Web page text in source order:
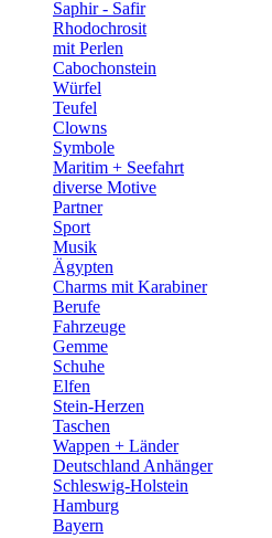
Saphir - Safir
Rhodochrosit
mit Perlen
Cabochonstein
Würfel
Teufel
Clowns
Symbole
Maritim + Seefahrt
diverse Motive
Partner
Sport
Musik
Ägypten
Charms mit Karabiner
Berufe
Fahrzeuge
Gemme
Schuhe
Elfen
Stein-Herzen
Taschen
Wappen + Länder
Deutschland Anhänger
Schleswig-Holstein
Hamburg
Bayern